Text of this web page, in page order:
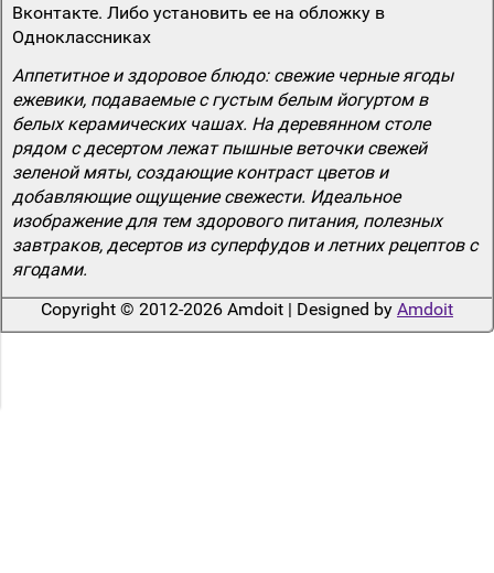
Вконтакте. Либо установить ее на обложку в
Одноклассниках
Аппетитное и здоровое блюдо: свежие черные ягоды
ежевики, подаваемые с густым белым йогуртом в
белых керамических чашах. На деревянном столе
рядом с десертом лежат пышные веточки свежей
зеленой мяты, создающие контраст цветов и
добавляющие ощущение свежести. Идеальное
изображение для тем здорового питания, полезных
завтраков, десертов из суперфудов и летних рецептов с
ягодами.
Copyright © 2012-2026 Amdoit | Designed by Amdoit